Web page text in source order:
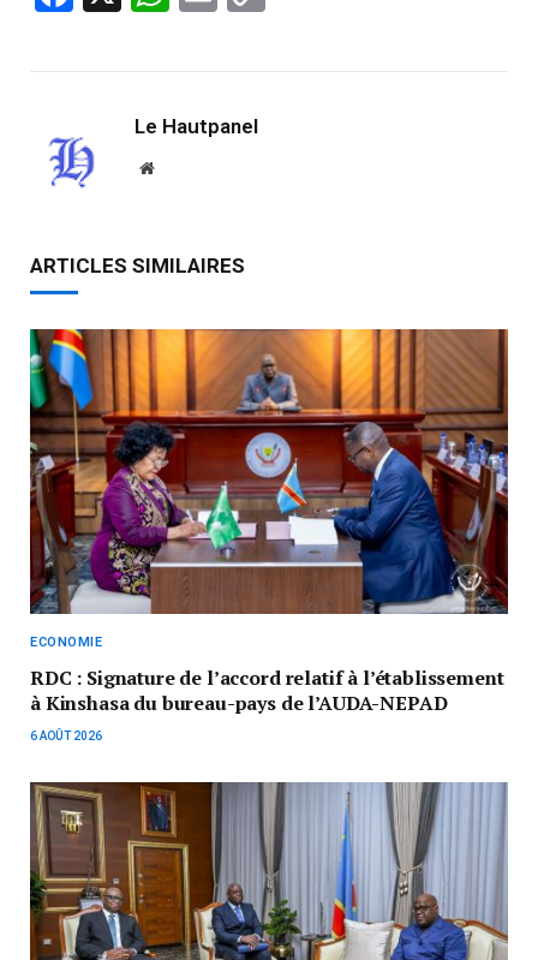
Le Hautpanel
Website
ARTICLES SIMILAIRES
ECONOMIE
RDC : Signature de l’accord relatif à l’établissement
à Kinshasa du bureau-pays de l’AUDA-NEPAD
6 AOÛT 2026